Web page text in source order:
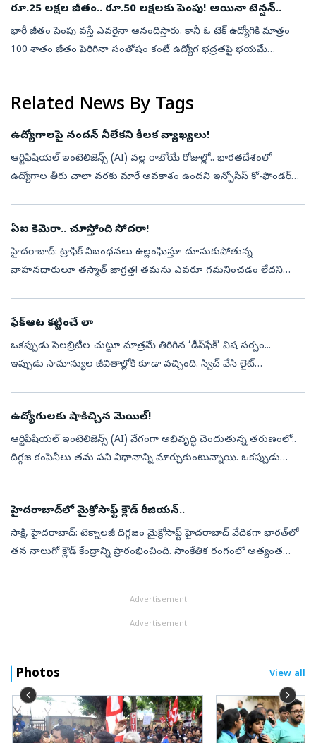
రూ.25 లక్షల జీతం.. రూ.50 లక్షలకు పెంపు! అయినా టెన్షన్..
భారీ జీతం పెంపు వస్తే ఎవరైనా ఆనందిస్తారు. కానీ ఓ టెక్ ఉద్యోగికి మాత్రం
100 శాతం జీతం పెరిగినా సంతోషం కంటే ఉద్యోగ భద్రతపై భయమే
Related News By Tags
ఉద్యోగాలపై నందన్ నీలేకని కీలక వ్యాఖ్యలు!
ఆర్టిఫిషియల్ ఇంటెలిజెన్స్ (AI) వల్ల రాబోయే రోజుల్లో.. భారతదేశంలో
ఉద్యోగాల తీరు చాలా వరకు మారే అవకాశం ఉందని ఇన్ఫోసిస్ కో-ఫౌండర్
ఏఐ కెమెరా.. చూస్తోంది సోదరా!
హైదరాబాద్‌: ట్రాఫిక్‌ నిబంధనలు ఉల్లంఘిస్తూ దూసుకుపోతున్న
వాహనదారులూ తస్మాత్‌ జాగ్రత్త! తమను ఎవరూ గమనించడం లేదని
ఫేక్‌ఆట కట్టించే లా
ఒకప్పుడు సెలబ్రిటీల చుట్టూ మాత్రమే తిరిగిన ‘డీప్‌ఫేక్‌’ విష సర్పం...
ఇప్పుడు సామాన్యుల జీవితాల్లోకి కూడా వచ్చింది. స్విచ్‌ వేసి లైట్‌
ఉద్యోగులకు షాకిచ్చిన మెయిల్!
ఆర్టిఫిషియల్ ఇంటెలిజెన్స్ (AI) వేగంగా అభివృద్ధి చెందుతున్న తరుణంలో..
దిగ్గజ కంపెనీలు తమ పని విధానాన్ని మార్చుకుంటున్నాయి. ఒకప్పుడు
హైదరాబాద్‌లో మైక్రోసాఫ్ట్‌ క్లౌడ్‌ రీజియన్‌..
సాక్షి, హైదరాబాద్‌: టెక్నాలజీ దిగ్గజం మైక్రోసాఫ్ట్‌ హైదరాబాద్‌ వేదికగా భారత్‌లో
తన నాలుగో క్లౌడ్‌ కేంద్రాన్ని ప్రారంభించింది. సాంకేతిక రంగంలో అత్యంత
Advertisement
Advertisement
Photos View all